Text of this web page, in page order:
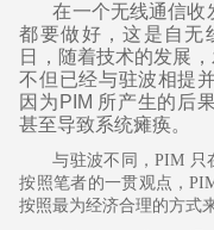
在一个无线通信收
都要做好，这是自无
日，随着技术的发展
不但已经与驻波相提
因为PIM 所产生的后
甚至导致系统瘫痪。
与驻波不同，PIM 只
按照笔者的一贯观点，
按照最为经济合理的方式